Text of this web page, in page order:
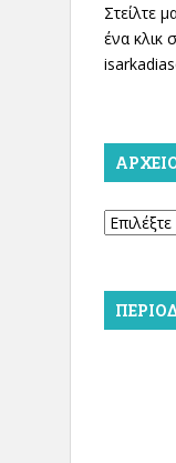
Στείλτε
ένα κλικ
Αρχείο